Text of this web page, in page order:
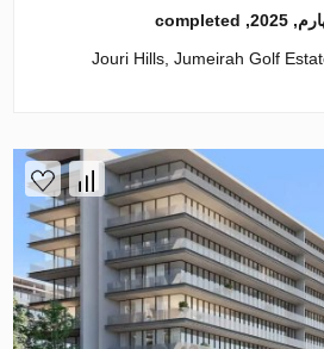
Jouri Hills, Jumeirah Golf